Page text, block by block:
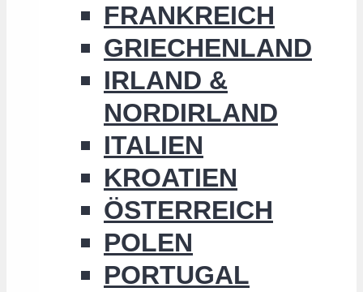
FRANKREICH
GRIECHENLAND
IRLAND &
NORDIRLAND
ITALIEN
KROATIEN
ÖSTERREICH
POLEN
PORTUGAL